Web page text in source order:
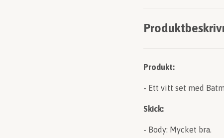
Produkt:
- Ett vitt set med
Skick:
- Body: Mycket bra.